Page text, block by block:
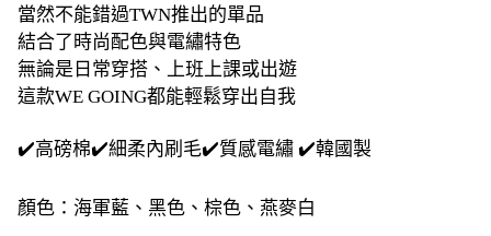
當然不能錯過TWN推出的單品
結合了時尚配色與電繡特色
無論是日常穿搭、上班上課或出遊
這款WE GOING都能輕鬆穿出自我
✔️高磅棉✔️細柔內刷毛✔️質感電繡 ✔️韓國製
顏色：海軍藍、黑色、棕色、燕麥白